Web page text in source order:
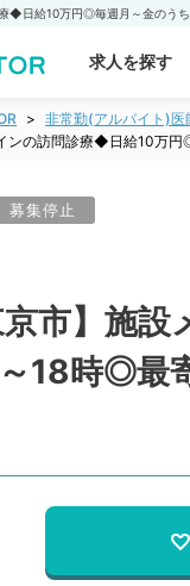
求人を探す
非常勤(アルバイト)医
ンの訪問診療◆日給10万
募集停止
京市】施
18時◎最